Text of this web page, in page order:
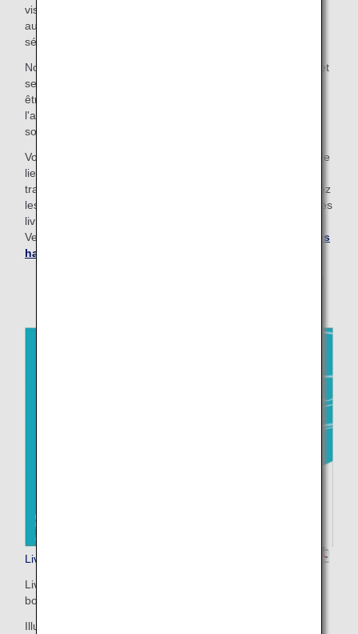
visualiser toutes les étapes du voyage, de l'embarquement
au débarquement (procédures à l'aéroport, contrôles de
sécurité, temps passé à bord, etc.)
Nous pensons que les informations contenues dans ce livret
serviront à de nombreuses autres personnes qui peuvent
être inquiètes à l'idée de prendre l'avion ou qui prennent
l'avion pour la première fois, au-delà des personnes
souffrant d'un trouble.
Vous pouvez télécharger le livret Sorapass en cliquant sur le
lien ci-dessous. Le document peut être imprimé et
transformé en livret. (Imprimez-le sur du papier A4 et utilisez
les options Impression recto verso et Reliure côté court.) Les
livrets peuvent également être envoyés par voie postale.
Veuillez contacter le
Bureau des services pour personnes
handicapées d'ANA
Livret Sorapass (pour les enfants)
Livret pour impression (recto verso / format A4 avec reliure
bord court)
Illustré avec des photos et des images pour faciliter la